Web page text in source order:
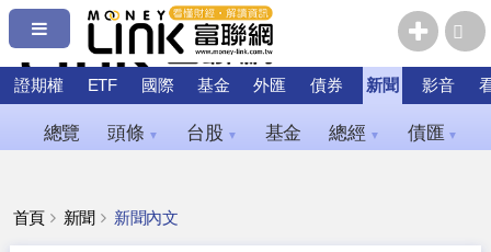
證期權 ETF 國際 基金 外匯 債券 新聞 影音
總覽 頭條 ▼ 台股 ▼ 基金 總經 ▼ 債匯 ▼
首頁 新聞 新聞內文